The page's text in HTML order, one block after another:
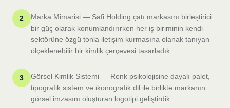
2
Marka Mimarisi — Safi Holding çatı markasını birleştirici
bir güç olarak konumlandırırken her iş biriminin kendi
sektörüne özgü tonla iletişim kurmasına olanak tanıyan
ölçeklenebilir bir kimlik çerçevesi tasarladık.
3
Görsel Kimlik Sistemi — Renk psikolojisine dayalı palet,
tipografik sistem ve ikonografik dil ile birlikte markanın
görsel imzasını oluşturan logotipi geliştirdik.